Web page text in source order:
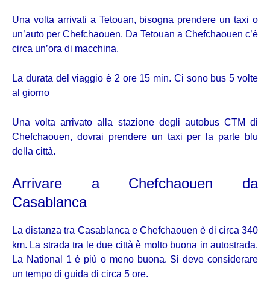
Una volta arrivati a Tetouan, bisogna prendere un taxi o
un’auto per Chefchaouen. Da Tetouan a Chefchaouen c’è
circa un’ora di macchina.
La durata del viaggio è 2 ore 15 min. Ci sono bus5 volte
al giorno
Una volta arrivato alla stazione degli autobus CTM di
Chefchaouen, dovrai prendere un taxi per la parte blu
della città.
Arrivare a Chefchaouen da
Casablanca
La distanza tra Casablanca e Chefchaouen è di circa 340
km. La strada tra le due città è molto buona in autostrada.
La National 1 è più o meno buona. Si deve considerare
un tempo di guida di circa 5 ore.